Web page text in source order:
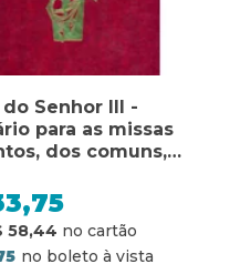
do Senhor III -
para as missas
dos comuns,
necessidades
lecionário para as
santos, dos
para diversas
e votivas
58,44